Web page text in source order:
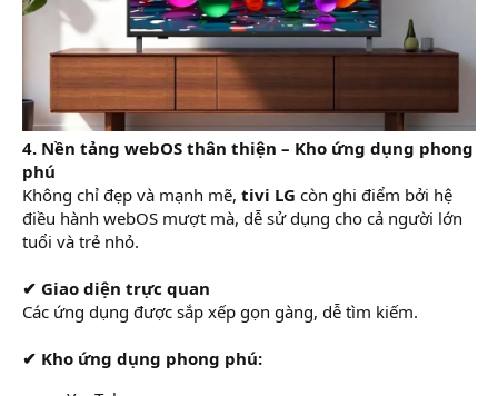
4. Nền tảng webOS thân thiện – Kho ứng dụng phong
phú
Không chỉ đẹp và mạnh mẽ, tivi LG còn ghi điểm bởi hệ
điều hành webOS mượt mà, dễ sử dụng cho cả người lớn
tuổi và trẻ nhỏ.
✔ Giao diện trực quan
Các ứng dụng được sắp xếp gọn gàng, dễ tìm kiếm.
✔ Kho ứng dụng phong phú: